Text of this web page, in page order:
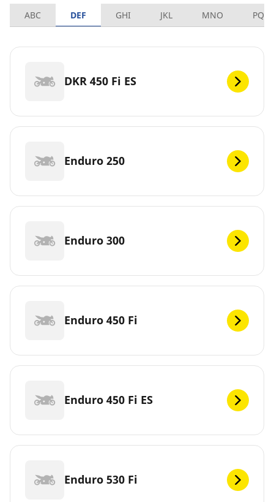
ABC DEF GHI JKL MNO PQRS
DKR 450 Fi ES
Enduro 250
Enduro 300
Enduro 450 Fi
Enduro 450 Fi ES
Enduro 530 Fi